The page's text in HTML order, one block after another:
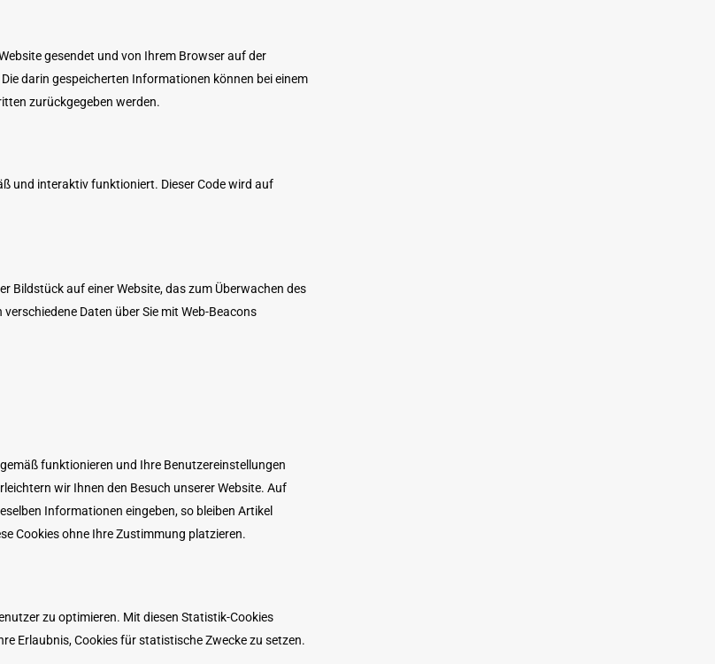
gesendet und von Ihrem Browser auf der
darin gespeicherten Informationen können bei einem
zurückgegeben werden.
und interaktiv funktioniert. Dieser Code wird auf
Bildstück auf einer Website, das zum Überwachen des
Daten über Sie mit Web-Beacons
funktionieren und Ihre Benutzereinstellungen
wir Ihnen den Besuch unserer Website. Auf
Informationen eingeben, so bleiben Artikel
Cookies ohne Ihre Zustimmung platzieren.
zu optimieren. Mit diesen Statistik-Cookies
Erlaubnis, Cookies für statistische Zwecke zu setzen.